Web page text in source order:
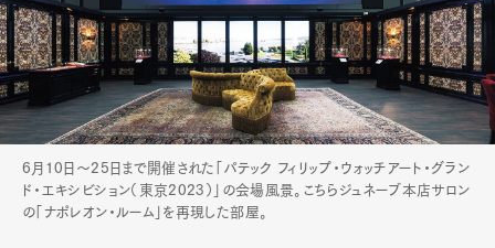
6月10日〜25日まで開催された「パテック フィリップ・ウォッチアート・グラン
ド・エキシビション（東京2023）」の会場風景。こちらジュネーブ本店サロン
の「ナポレオン・ルーム」を再現した部屋。